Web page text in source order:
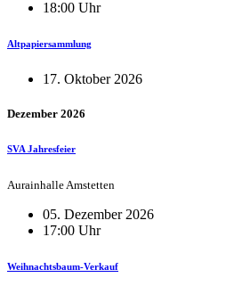
18:00 Uhr
Altpapiersammlung
17. Oktober 2026
Dezember 2026
SVA Jahresfeier
Aurainhalle Amstetten
05. Dezember 2026
17:00 Uhr
Weihnachtsbaum-Verkauf